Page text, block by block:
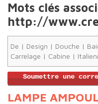
Mots clés
http://
De | Design | Douche |
Carrelage | Cabine |
Soumettre une
LAMPE